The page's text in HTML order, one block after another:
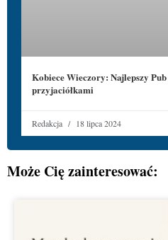
Kobiece Wieczory: Najlepszy
przyjaciółkami
Redakcja 18 lipca 2024
Może Cię zainteresować: